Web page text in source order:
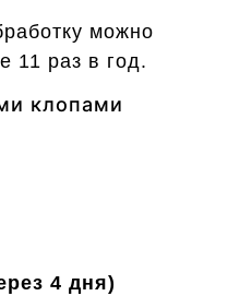
можно
11 раз в год.
клопами
4 дня)